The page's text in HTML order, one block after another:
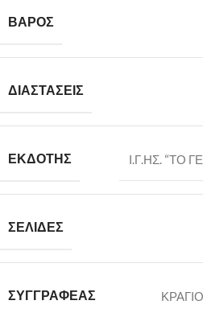
ΒΆΡΟΣ
ΔΙΑΣΤΆΣΕΙΣ
ΕΚΔΟΤΗΣ Ι.Γ.ΗΣ. “ΤΟ
ΣΕΛΙΔΕΣ
ΣΥΓΓΡΑΦΕΑΣ